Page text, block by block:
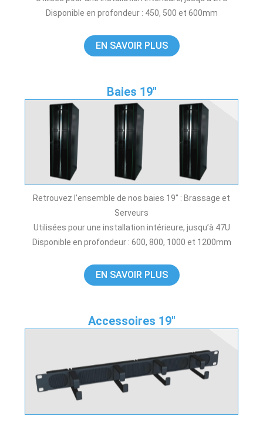
Disponible en profondeur : 450, 500 et 600mm
EN SAVOIR PLUS
Baies 19"
Retrouvez l’ensemble de nos baies 19″ : Brassage et
Serveurs
Utilisées pour une installation intérieure, jusqu’à 47U
Disponible en profondeur : 600, 800, 1000 et 1200mm
EN SAVOIR PLUS
Accessoires 19"